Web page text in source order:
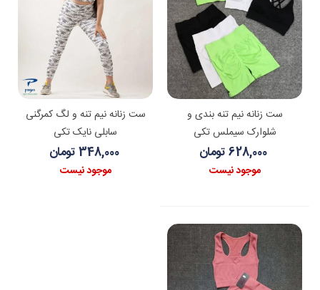
ست زنانه نیم تنه بندی و
شلوارک سیملس تکی
628,000 تومان
موجود نیست
ست زنانه نیم تنه و لگ کمرگنی
سابلی نایک تکی
348,000 تومان
موجود نیست